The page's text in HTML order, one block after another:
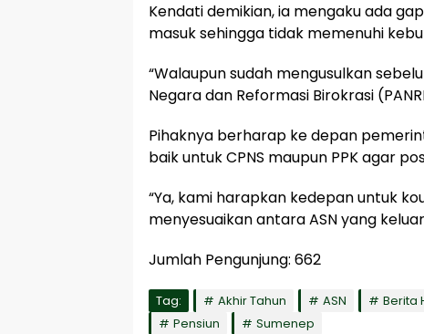
Kendati demikian, ia mengaku ada
masuk sehingga tidak memenuhi
“Walaupun sudah mengusulkan
Negara dan Reformasi Birokrasi
Pihaknya berharap ke depan
baik untuk CPNS maupun PPK agar
“Ya, kami harapkan kedepan untuk
menyesuaikan antara ASN yang
Jumlah Pengunjung: 662
Tag: Akhir Tahun ASN Berita
Pensiun
Sumenep